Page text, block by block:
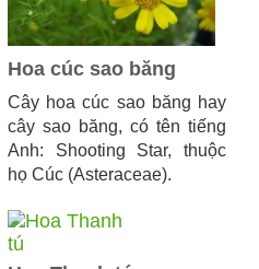
Hoa cúc sao băng
Cây hoa cúc sao băng hay
cây sao băng, có tên tiếng
Anh: Shooting Star, thuộc
họ Cúc (Asteraceae).